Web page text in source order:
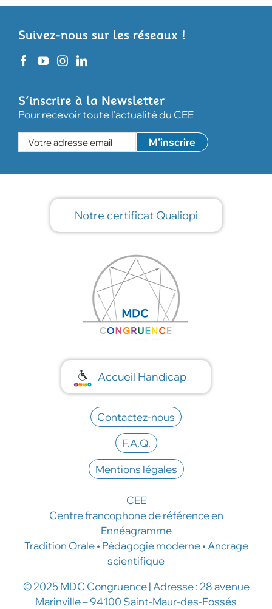
Suivez-nous sur les réseaux !
S’inscrire à la Newsletter
Pour recevoir toute l'actualité du CEE
Notre certificat Qualiopi
Accueil Handicap
Contactez-nous
F.A.Q.
Mentions légales
CEE
Centre francophone de référence en
Ennéagramme
Tradition Orale • Pédagogie moderne • Ancrage
scientifique
© 2025 MDC Congruence | Adresse : 28 avenue
Marinville – 94100 Saint-Maur-des-Fossés